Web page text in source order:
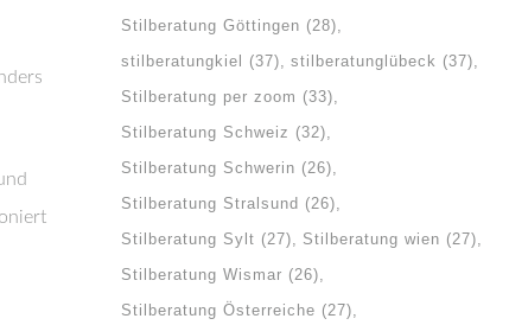
Stilberatung Göttingen (28)
stilberatungkiel (37) stilberatunglübeck (37)
Stilberatung per zoom (33)
Stilberatung Schweiz (32)
Stilberatung Schwerin (26)
Stilberatung Stralsund (26)
Stilberatung Sylt (27) Stilberatung wien (27)
Stilberatung Wismar (26)
Stilberatung Österreiche (27)